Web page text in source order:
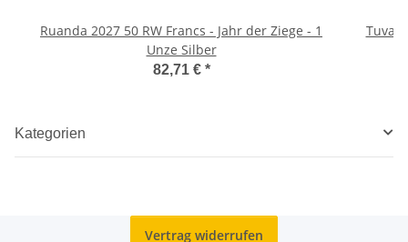
Ruanda 2027 50 RW Francs - Jahr der Ziege - 1
Unze Silber
82,71 € *
Kategorien
Vertrag widerrufen